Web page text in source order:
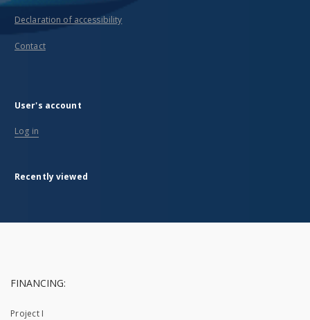
Declaration of accessibility
Contact
User's account
Log in
Recently viewed
FINANCING:
Project I